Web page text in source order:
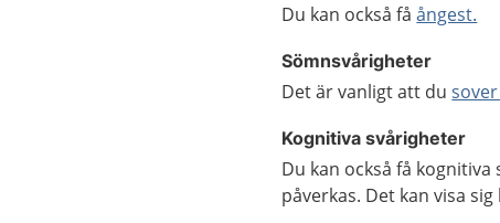
Du kan också fåångest.
Sömnsvårigheter
Det är vanligt att du
Kognitiva svårigheter
Du kan också få
påverkas. Det kan visa